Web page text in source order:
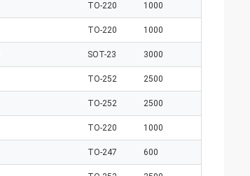
TO-220 1000
TO-220 1000
SOT-23 3000
TO-252 2500
TO-252 2500
TO-220 1000
TO-247 600